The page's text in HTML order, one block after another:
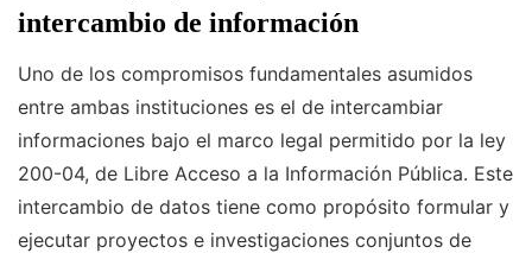
intercambio de información
Uno de los compromisos fundamentales asumidos
entre ambas instituciones es el de intercambiar
informaciones bajo el marco legal permitido por la ley
200-04, de Libre Acceso a la Información Pública. Este
intercambio de datos tiene como propósito formular y
ejecutar proyectos e investigaciones conjuntos de